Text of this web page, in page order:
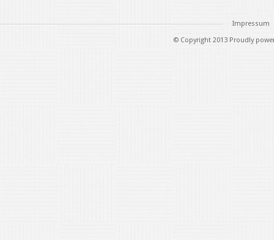
Impressum
© Copyright 2013 Proudly